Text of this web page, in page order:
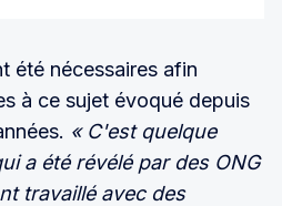
été nécessaires afin
à ce sujet évoqué depuis
« C'est quelque
a été révélé par des ONG
travaillé avec des